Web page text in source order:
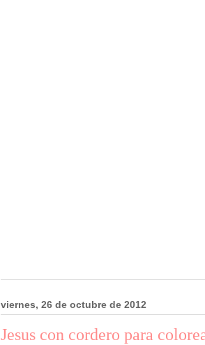
viernes, 26 de octubre de 2012
Jesus con cordero para